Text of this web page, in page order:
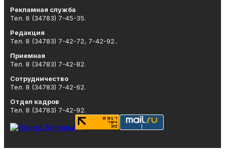
Рекламная служба
Тел. 8 (34783) 7-45-35.
Редакция
Тел. 8 (34783) 7-42-72, 7-42-92..
Приемная
Тел. 8 (34783) 7-42-82.
Сотрудничество
Тел. 8 (34783) 7-42-62.
Отдел кадров
Тел. 8 (34783) 7-42-92.